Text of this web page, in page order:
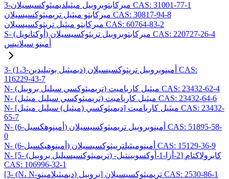
3-ميركابتوبروبيل ميثيلديميثوكسيسيلان CAS: 31001-77-1
ميركابتو ميثيل تريميثوكسيسيلان CAS: 30817-94-8
ميركابتو ميثيل تريثوكسيسيلان CAS: 60764-83-2
S- (أوكتانويل) ميركابتوبروبيل تريثوكسيسيلان CAS: 220727-26-4
أمينو سيلانيس
3- (1،3-ديميثيل بوتيليدين) أمينوبروبيل تريثوكسيسيلان CAS:
116229-43-7
N- (تريميثوكسي سيليل بروبيل) ميثيل كارباميت CAS: 23432-62-4
N- (تريميثوكسي سيليل ميثيل) ميثيل كارباميت CAS: 23432-64-6
N- [ديميثوكسي (ميثيل) سيليل ميثيل] ميثيل كارباميت CAS: 23432-
65-7
N- (6-أمينوهكسيل) أمينوبروبيل تريميثوكسيسيلان CAS: 51895-58-
0
N- (6-أمينوهيكسيل) أمينوميثيلترييثوكسيسيلان CAS: 15129-36-9
N- [5- (تريميثوكسيسيليل بروبيل) -2-أزا-1-أوكسوبينتيل] كابرولاكتام
CAS: 106996-32-1
[3- (N، N-ديميثيلامينو) بروبيل] تريميثوكسيسيلان CAS: 2530-86-1